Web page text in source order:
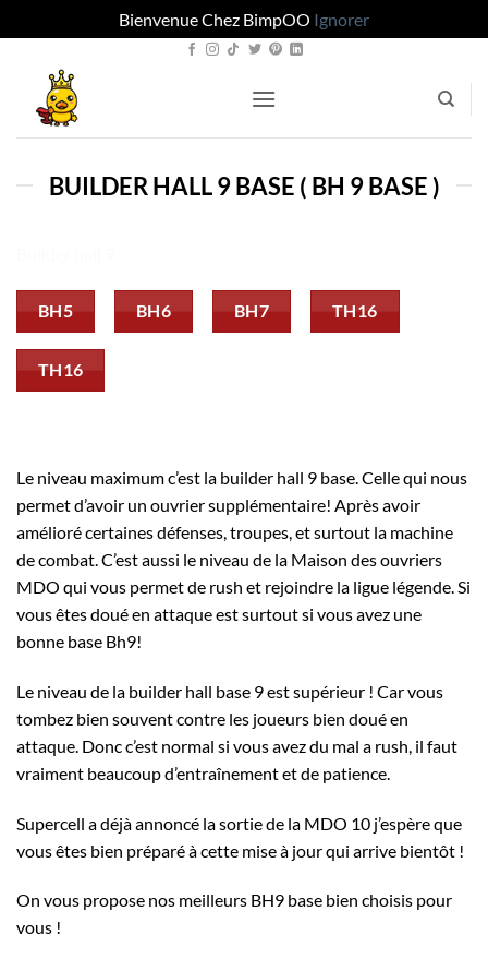
Bienvenue Chez BimpOO Ignorer
contenu
BUILDER HALL 9 BASE ( BH 9 BASE )
BH5 BH6 BH7 TH16
TH16
Le niveau maximum c’est la builder hall 9 base. Celle qui nous
permet d’avoir un ouvrier supplémentaire! Après avoir
amélioré certaines défenses, troupes, et surtout la machine
de combat. C’est aussi le niveau de la Maison des ouvriers
MDO qui vous permet de rush et rejoindre la ligue légende. Si
vous êtes doué en attaque est surtout si vous avez une
bonne base Bh9!
Le niveau de la builder hall base 9 est supérieur ! Car vous
tombez bien souvent contre les joueurs bien doué en
attaque. Donc c’est normal si vous avez du mal a rush, il faut
vraiment beaucoup d’entraînement et de patience.
Supercell a déjà annoncé la sortie de la MDO 10 j’espère que
vous êtes bien préparé à cette mise à jour qui arrive bientôt !
On vous propose nos meilleurs BH9 base bien choisis pour
vous !